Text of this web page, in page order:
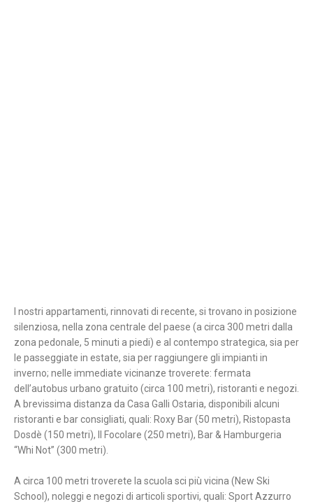
I nostri appartamenti, rinnovati di recente, si trovano in posizione
silenziosa, nella zona centrale del paese (a circa 300 metri dalla
zona pedonale, 5 minuti a piedi) e al contempo strategica, sia per
le passeggiate in estate, sia per raggiungere gli impianti in
inverno; nelle immediate vicinanze troverete: fermata
dell’autobus urbano gratuito (circa 100 metri), ristoranti e negozi.
A brevissima distanza da Casa Galli Ostaria, disponibili alcuni
ristoranti e bar consigliati, quali: Roxy Bar (50 metri), Ristopasta
Dosdè (150 metri), Il Focolare (250 metri), Bar & Hamburgeria
“Whi Not” (300 metri).
A circa 100 metri troverete la scuola sci più vicina (New Ski
School), noleggi e negozi di articoli sportivi, quali: Sport Azzurro